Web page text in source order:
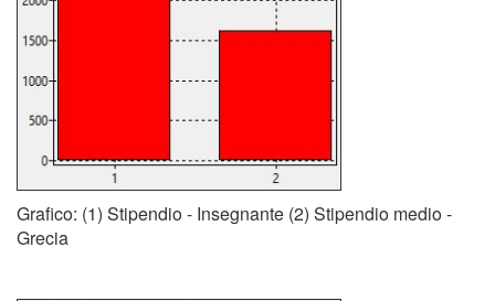
Grafico: (1) Stipendio - Insegnante (2) Stipendio medio -
Grecia